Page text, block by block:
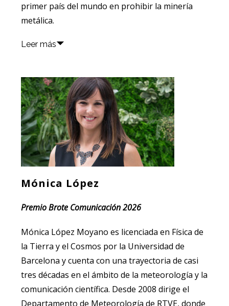
primer país del mundo en prohibir la minería
metálica.
Leer más
Mónica López
Premio Brote Comunicación 2026
Mónica López Moyano es licenciada en Física de
la Tierra y el Cosmos por la Universidad de
Barcelona y cuenta con una trayectoria de casi
tres décadas en el ámbito de la meteorología y la
comunicación científica. Desde 2008 dirige el
Departamento de Meteorología de RTVE, donde